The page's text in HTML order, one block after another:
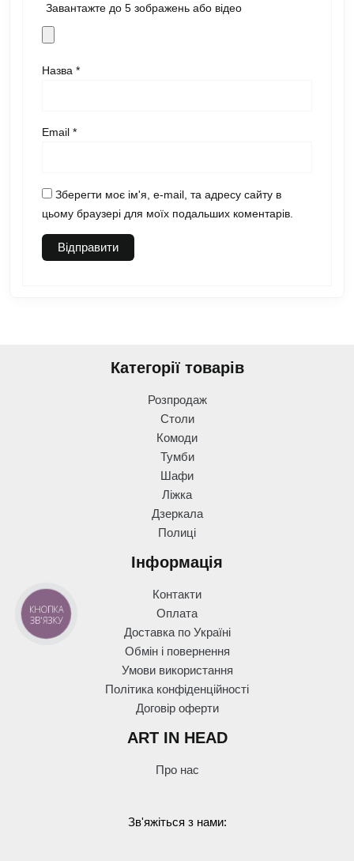
Завантажте до 5 зображень або відео
Назва *
Email *
Зберегти моє ім'я, e-mail, та адресу сайту в
цьому браузері для моїх подальших коментарів.
Категорії товарів
Розпродаж
Столи
Комоди
Тумби
Шафи
Ліжка
Дзеркала
Полиці
Інформація
Контакти
Оплата
Доставка по Україні
Обмін і повернення
Умови використання
Політика конфіденційності
Договір оферти
ART IN HEAD
Про нас
Зв'яжіться з нами:
КНОПКА
ЗВ'ЯЗКУ